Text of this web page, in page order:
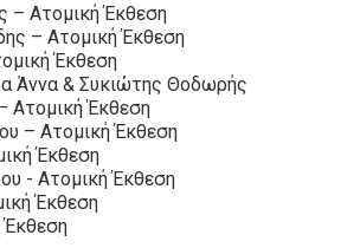
– Ατομική Έκθεση
– Ατομική Έκθεση
Έκθεση
Άννα & Συκιώτης Θοδωρής
Ατομική Έκθεση
– Ατομική Έκθεση
Έκθεση
- Ατομική Έκθεση
Έκθεση
Έκθεση